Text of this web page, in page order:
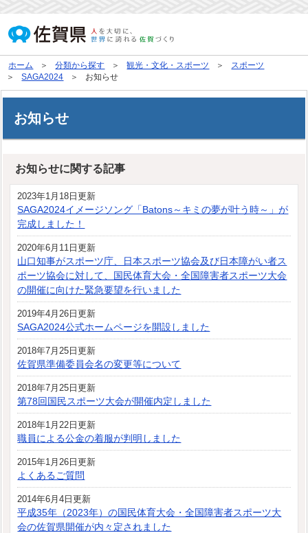
ホーム 分類から探す 観光・文化・スポーツ
スポーツ
SAGA2024
お知らせ
お知らせ
お知らせに関する記事
2023年1月18日更新
SAGA2024イメージソング「Batons～キミの夢が叶う時～」が
完成しました！
2020年6月11日更新
山口知事がスポーツ庁、日本スポーツ協会及び日本障がい者ス
ポーツ協会に対して、国民体育大会・全国障害者スポーツ大会
の開催に向けた緊急要望を行いました
2019年4月26日更新
SAGA2024公式ホームページを開設しました
2018年7月25日更新
佐賀県準備委員会名の変更等について
2018年7月25日更新
第78回国民スポーツ大会が開催内定しました
2018年1月22日更新
職員による公金の着服が判明しました
2015年1月26日更新
よくあるご質問
2014年6月4日更新
平成35年（2023年）の国民体育大会・全国障害者スポーツ大
会の佐賀県開催が内々定されました